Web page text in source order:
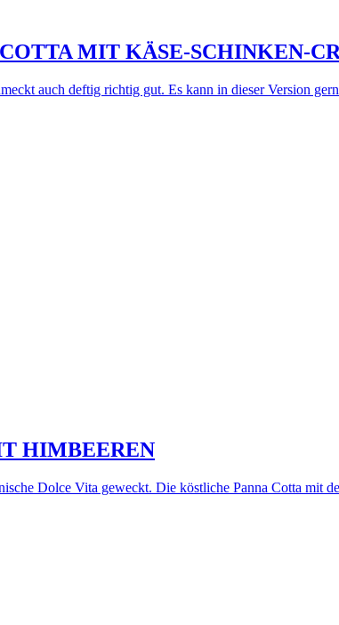
MIT KÄSE-SCHINKEN-
auch deftig richtig gut. Es kann in dieser Version
HIMBEEREN
Dolce Vita geweckt. Die köstliche Panna Cotta mit